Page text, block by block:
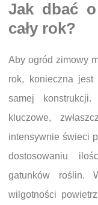
Jak dbać
cały rok?
Aby ogród zimowy
rok, konieczna jest
samej
kluczowe,
intensywnie świeci
dostosowaniu
gatunków roślin.
wilgotności